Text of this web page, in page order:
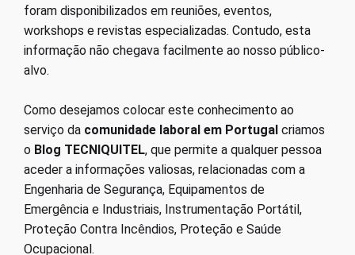
foram disponibilizados em reuniões, eventos,
workshops e revistas especializadas. Contudo, esta
informação não chegava facilmente ao nosso público-
alvo.
Como desejamos colocar este conhecimento ao
serviço da comunidade laboral em Portugal criamos
o Blog TECNIQUITEL, que permite a qualquer pessoa
aceder a informações valiosas, relacionadas com a
Engenharia de Segurança, Equipamentos de
Emergência e Industriais, Instrumentação Portátil,
Proteção Contra Incêndios, Proteção e Saúde
Ocupacional.